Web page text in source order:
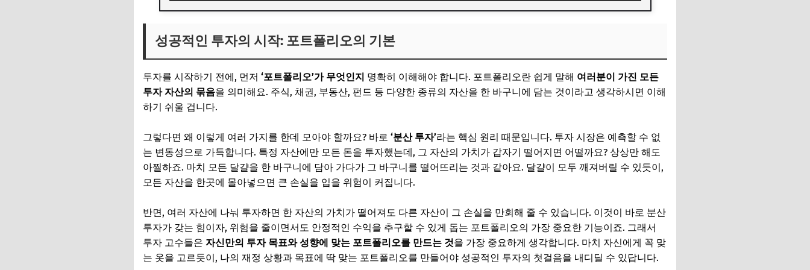
📌 지금 뜨는 꿀정보! 놓치지 마세요
위험은 줄이고 싶다면? 똑똑한 자산 배분
주식: 성장과 수익의 엔진
채권: 안정성과 방어의 수단
부동산 및 대체투자: 다양성을 더하다
📌 지금 뜨는 꿀정보! 놓치지 마세요
수익률 극대화를 위한 실전 투자 전략
성장주 vs 가치주 투자 전략
성공적인 투자의 시작: 포트폴리오의 기본
투자를 시작하기 전에, 먼저 ‘포트폴리오’가 무엇인지 명확히 이해해야 합니다. 포트폴리오란 쉽게 말해 여러분이 가진 모든
투자 자산의 묶음을 의미해요. 주식, 채권, 부동산, 펀드 등 다양한 종류의 자산을 한 바구니에 담는 것이라고 생각하시면 이해
하기 쉬울 겁니다.
그렇다면 왜 이렇게 여러 가지를 한데 모아야 할까요? 바로 ‘분산 투자’라는 핵심 원리 때문입니다. 투자 시장은 예측할 수 없
는 변동성으로 가득합니다. 특정 자산에만 모든 돈을 투자했는데, 그 자산의 가치가 갑자기 떨어지면 어떨까요? 상상만 해도
아찔하죠. 마치 모든 달걀을 한 바구니에 담아 가다가 그 바구니를 떨어뜨리는 것과 같아요. 달걀이 모두 깨져버릴 수 있듯이,
모든 자산을 한곳에 몰아넣으면 큰 손실을 입을 위험이 커집니다.
반면, 여러 자산에 나눠 투자하면 한 자산의 가치가 떨어져도 다른 자산이 그 손실을 만회해 줄 수 있습니다. 이것이 바로 분산
투자가 갖는 힘이자, 위험을 줄이면서도 안정적인 수익을 추구할 수 있게 돕는 포트폴리오의 가장 중요한 기능이죠. 그래서
투자 고수들은 자신만의 투자 목표와 성향에 맞는 포트폴리오를 만드는 것을 가장 중요하게 생각합니다. 마치 자신에게 꼭 맞
는 옷을 고르듯이, 나의 재정 상황과 목표에 딱 맞는 포트폴리오를 만들어야 성공적인 투자의 첫걸음을 내디딜 수 있답니다.